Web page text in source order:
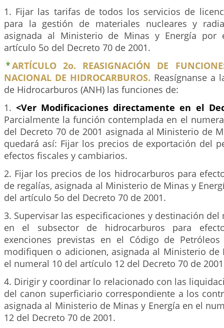
1. Fijar las tarifas de todos los servicios de
para la gestión de materiales nucleares y
asignada al Ministerio de Minas y Energía por
artículo 5o del Decreto 70 de 2001.
ARTÍCULO 2o. REASIGNACIÓN DE
NACIONAL DE HIDROCARBUROS. Reasígnanse a
de Hidrocarburos (ANH) las funciones de:
1.<Ver Modificaciones directamente en el
Parcialmente la función contemplada en el
del Decreto 70 de 2001 asignada al Ministerio de
quedará así: Fijar los precios de exportación del
efectos fiscales y cambiarios.
2. Fijar los precios de los hidrocarburos para
de regalías, asignada al Ministerio de Minas y
del artículo 5o del Decreto 70 de 2001.
3. Supervisar las especificaciones y destinación
en el subsector de hidrocarburos para
exenciones previstas en el Código de
modifiquen o adicionen, asignada al Ministerio de
el numeral 10 del artículo 12 del Decreto 70 de
4. Dirigir y coordinar lo relacionado con las
del canon superficiario correspondiente a los
asignada al Ministerio de Minas y Energía en el
12 del Decreto 70 de 2001.